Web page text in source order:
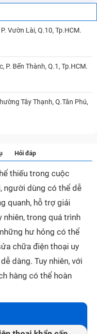
Vườn Lài, Q.10, Tp.HCM.
P. Bến Thành, Q.1, Tp.HCM.
Tây Thạnh, Q.Tân Phú,
Hỏi đáp
thiếu trong cuộc
người dùng có thể dễ
quanh, hỗ trợ giải
nhiên, trong quá trình
hư hỏng có thể
chữa điện thoại uy
dàng. Tuy nhiên, với
hàng có thể hoàn